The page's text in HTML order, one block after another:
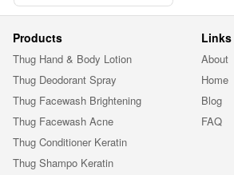
Products
Thug Hand & Body Lotion
Thug Deodorant Spray
Thug Facewash Brightening
Thug Facewash Acne
Thug Conditioner Keratin
Thug Shampo Keratin
Links
About
Home
Blog
FAQ